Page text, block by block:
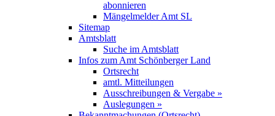
abonnieren
Mängelmelder Amt SL
Sitemap
Amtsblatt
Suche im Amtsblatt
Infos zum Amt Schönberger Land
Ortsrecht
amtl. Mitteilungen
Ausschreibungen & Vergabe »
Auslegungen »